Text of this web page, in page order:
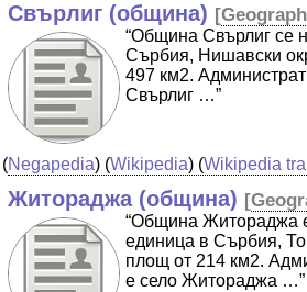
Свърлиг (община) [
“Община Свърлиг се
Сърбия, Нишавски
497 км2.
Свърлиг …”
(Negapedia) (Wikipedia) (Wikipedia
Житораджа (община) [
“Община Житораджа
единица в Сърбия,
площ от 214 км2.
е село Житораджа …”